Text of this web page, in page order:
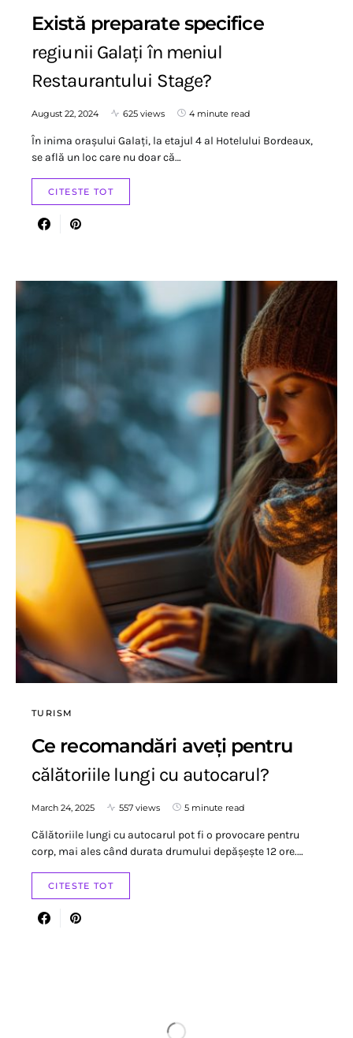
Există preparate specifice
regiunii Galați în meniul
Restaurantului Stage?
August 22, 2024 625 views 4 minute read
În inima orașului Galați, la etajul 4 al Hotelului Bordeaux,
se află un loc care nu doar că…
CITESTE TOT
TURISM
Ce recomandări aveți pentru
călătoriile lungi cu autocarul?
March 24, 2025 557 views 5 minute read
Călătoriile lungi cu autocarul pot fi o provocare pentru
corp, mai ales când durata drumului depășește 12 ore.…
CITESTE TOT